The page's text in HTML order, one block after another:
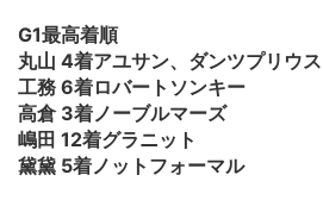
G1最高着順
丸山 4着アユサン、ダンツプリウス
工務 6着ロバートソンキー
高倉 3着ノーブルマーズ
嶋田 12着グラニット
黛黛 5着ノットフォーマル